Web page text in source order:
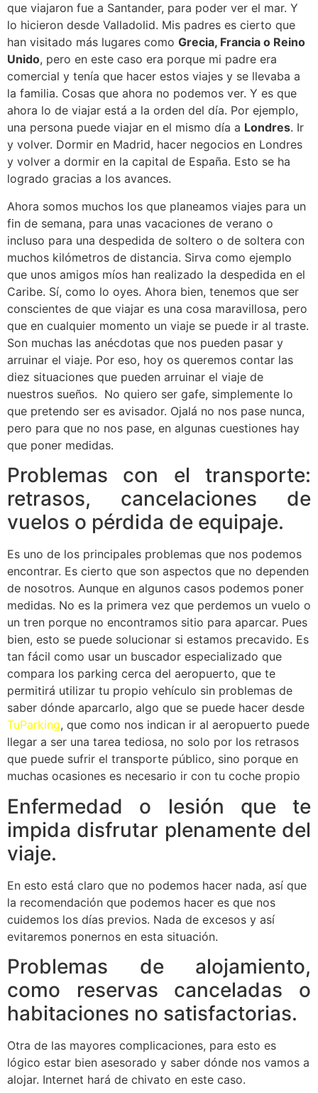
que viajaron fue a Santander, para poder ver el mar. Y
lo hicieron desde Valladolid. Mis padres es cierto que
han visitado más lugares como Grecia, Francia o Reino
Unido, pero en este caso era porque mi padre era
comercial y tenía que hacer estos viajes y se llevaba a
la familia. Cosas que ahora no podemos ver. Y es que
ahora lo de viajar está a la orden del día. Por ejemplo,
una persona puede viajar en el mismo día a Londres. Ir
y volver. Dormir en Madrid, hacer negocios en Londres
y volver a dormir en la capital de España. Esto se ha
logrado gracias a los avances.
Ahora somos muchos los que planeamos viajes para un
fin de semana, para unas vacaciones de verano o
incluso para una despedida de soltero o de soltera con
muchos kilómetros de distancia. Sirva como ejemplo
que unos amigos míos han realizado la despedida en el
Caribe. Sí, como lo oyes. Ahora bien, tenemos que ser
conscientes de que viajar es una cosa maravillosa, pero
que en cualquier momento un viaje se puede ir al traste.
Son muchas las anécdotas que nos pueden pasar y
arruinar el viaje. Por eso, hoy os queremos contar las
diez situaciones que pueden arruinar el viaje de
nuestros sueños. No quiero ser gafe, simplemente lo
que pretendo ser es avisador. Ojalá no nos pase nunca,
pero para que no nos pase, en algunas cuestiones hay
que poner medidas.
Problemas con el transporte:
retrasos, cancelaciones de
vuelos o pérdida de equipaje.
Es uno de los principales problemas que nos podemos
encontrar. Es cierto que son aspectos que no dependen
de nosotros. Aunque en algunos casos podemos poner
medidas. No es la primera vez que perdemos un vuelo o
un tren porque no encontramos sitio para aparcar. Pues
bien, esto se puede solucionar si estamos precavido. Es
tan fácil como usar un buscador especializado que
compara los parking cerca del aeropuerto, que te
permitirá utilizar tu propio vehículo sin problemas de
saber dónde aparcarlo, algo que se puede hacer desde
TuParking, que como nos indican ir al aeropuerto puede
llegar a ser una tarea tediosa, no solo por los retrasos
que puede sufrir el transporte público, sino porque en
muchas ocasiones es necesario ir con tu coche propio
Enfermedad o lesión que te
impida disfrutar plenamente del
viaje.
En esto está claro que no podemos hacer nada, así que
la recomendación que podemos hacer es que nos
cuidemos los días previos. Nada de excesos y así
evitaremos ponernos en esta situación.
Problemas de alojamiento,
como reservas canceladas o
habitaciones no satisfactorias.
Otra de las mayores complicaciones, para esto es
lógico estar bien asesorado y saber dónde nos vamos a
alojar. Internet hará de chivato en este caso.